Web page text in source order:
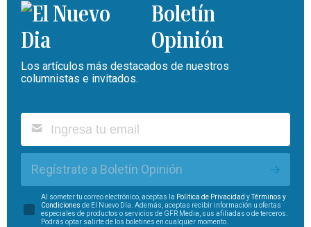
Boletín
Opinión
Los artículos más destacados de nuestros
columnistas e invitados.
Regístrate a Boletín Opinión
Al someter tu correo electrónico, aceptas la Política de Privacidad y
Términos y
Condiciones de El Nuevo Día. Además, aceptas recibir información u ofertas
especiales de productos o servicios de GFR Media, sus afiliadas o de terceros.
Podrás optar salirte de los boletines en cualquier momento.